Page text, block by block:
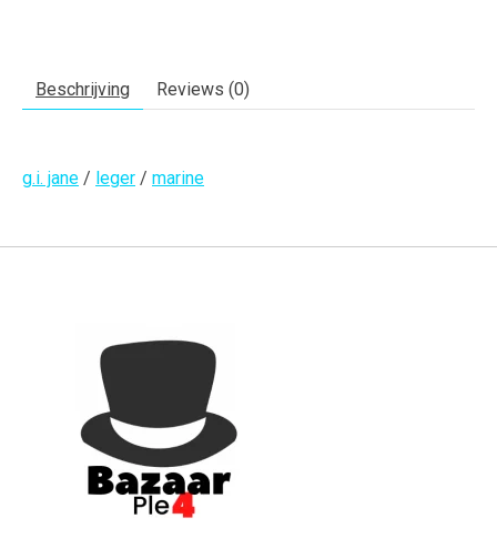
Beschrijving Reviews (0)
g.i. jane / leger / marine